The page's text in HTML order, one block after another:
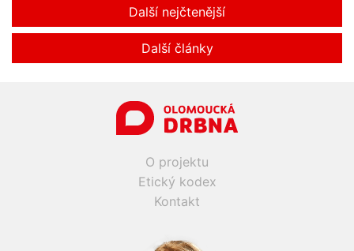
Další nejčtenější
Další články
O projektu
Etický kodex
Kontakt